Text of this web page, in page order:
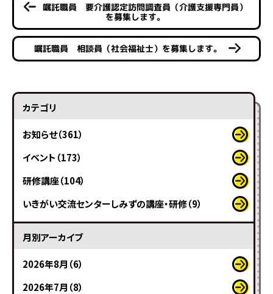
嘱託職員 要介護認定訪問調査員（介護支援専門員）
を募集します。
嘱託職員 相談員（社会福祉士）を募集します。
カテゴリ
お知らせ（361）
イベント（173）
研修講座（104）
いきがい交流センターしみずの講座・研修（9）
月別アーカイブ
2026年8月（6）
2026年7月（8）